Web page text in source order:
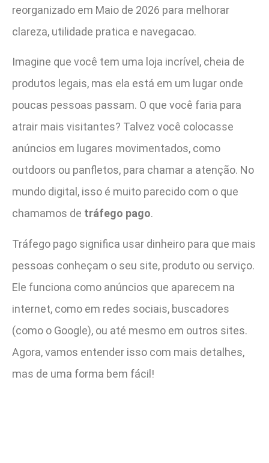
reorganizado em Maio de 2026 para melhorar
clareza, utilidade pratica e navegacao.
Imagine que você tem uma loja incrível, cheia de
produtos legais, mas ela está em um lugar onde
poucas pessoas passam. O que você faria para
atrair mais visitantes? Talvez você colocasse
anúncios em lugares movimentados, como
outdoors ou panfletos, para chamar a atenção. No
mundo digital, isso é muito parecido com o que
chamamos de tráfego pago.
Tráfego pago significa usar dinheiro para que mais
pessoas conheçam o seu site, produto ou serviço.
Ele funciona como anúncios que aparecem na
internet, como em redes sociais, buscadores
(como o Google), ou até mesmo em outros sites.
Agora, vamos entender isso com mais detalhes,
mas de uma forma bem fácil!